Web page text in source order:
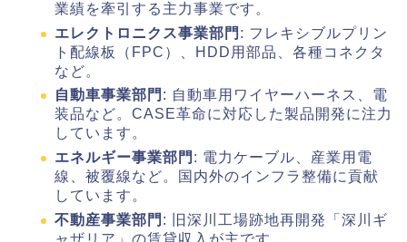
業績を牽引する主力事業です。
エレクトロニクス事業部門 : フレキシブルプリン
ト配線板（FPC）、HDD用部品、各種コネクタ
など。
自動車事業部門 : 自動車用ワイヤーハーネス、電
装品など。CASE革命に対応した製品開発に注力
しています。
エネルギー事業部門 : 電力ケーブル、産業用電
線、被覆線など。国内外のインフラ整備に貢献
しています。
不動産事業部門 : 旧深川工場跡地再開発「深川ギ
ャザリア」の賃貸収入が主です。